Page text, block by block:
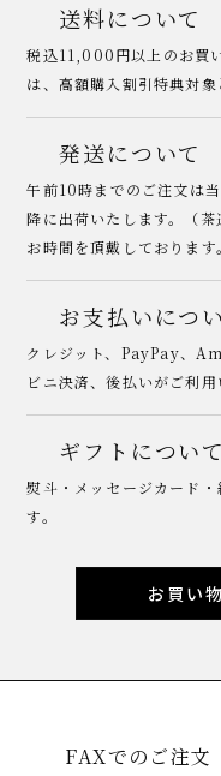
送料について
税込11,000円以上のお買
は、高額購入割引特典対象
発送について
午前10時までのご注文は
降に出荷いたします。（
お時間を頂戴しております
お支払いにつ
クレジット、PayPay、
ビニ決済、後払いがご利用
ギフトについて
熨斗・メッセージカード
す。
お買い
FAXでのご注文